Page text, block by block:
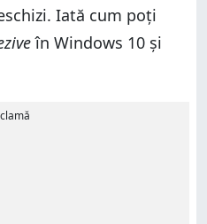
Iată cum poți
în Windows 10 și